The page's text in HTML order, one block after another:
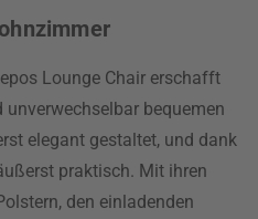
Lounge Chair erschafft
bequemen
elegant gestaltet, und dank
praktisch. Mit ihren
den einladenden